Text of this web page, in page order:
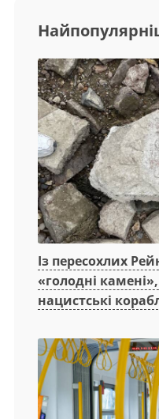
Із пересохлих
«голодні
нацистські